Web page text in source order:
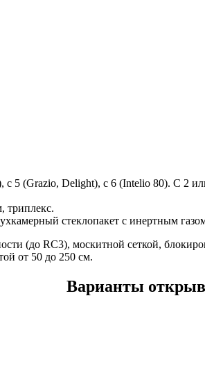
5 (Grazio, Delight), с 6 (Intelio 80). С 2
триплекс.
стеклопакет с инертным
(до RC3), москитной сеткой,
от 50 до 250 см.
Варианты